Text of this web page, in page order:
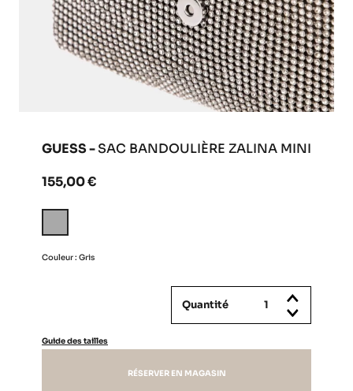
GUESS -SAC BANDOULIÈRE ZALINA MINI
155,00 €
Couleur : Gris
Quantité
Guide des tailles
RÉSERVER EN MAGASIN